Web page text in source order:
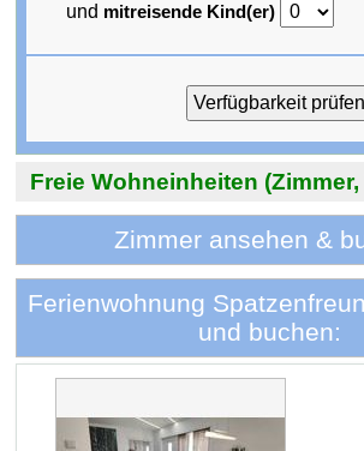
und mitreisende Kind(er)
Freie Wohneinheiten
Zimmer ansehen &
Ferienwohnung
und buchen: